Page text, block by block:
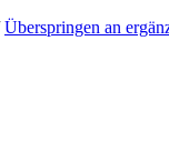
Überspringen an